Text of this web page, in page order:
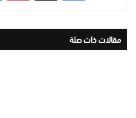
مقالات ذات صلة